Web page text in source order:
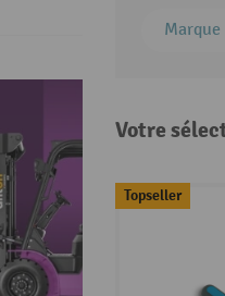
Marque
Votre
Topseller